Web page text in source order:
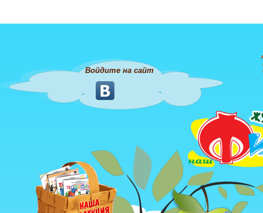
Войдите на сайт